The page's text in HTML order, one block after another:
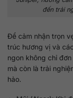
đến trải
Để cảm nhận trọn
trúc hương vị và
ngon không chỉ
mà còn là trải
hảo.